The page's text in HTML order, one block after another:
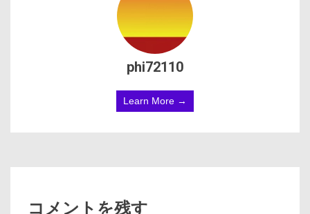
phi72110
Learn More →
コメントを残す